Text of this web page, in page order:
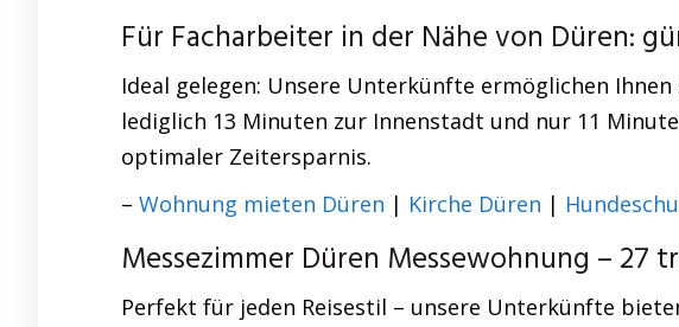
Für Facharbeiter in der Nähe von Düren:
Ideal gelegen: Unsere Unterkünfte ermöglichen
lediglich 13 Minuten zur Innenstadt und nur 11
optimaler Zeitersparnis.
– Wohnung mieten Düren | Kirche Düren |
Messezimmer Düren Messewohnung – 27
Perfekt für jeden Reisestil – unsere Unterkünfte